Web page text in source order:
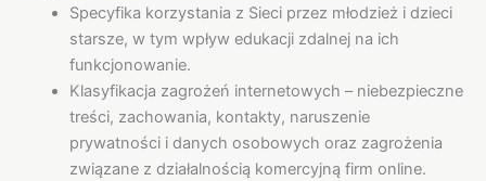
Specyfika korzystania z Sieci przez młodzież i dzieci
starsze, w tym wpływ edukacji zdalnej na ich
funkcjonowanie.
Klasyfikacja zagrożeń internetowych – niebezpieczne
treści, zachowania, kontakty, naruszenie
prywatności i danych osobowych oraz zagrożenia
związane z działalnością komercyjną firm online.